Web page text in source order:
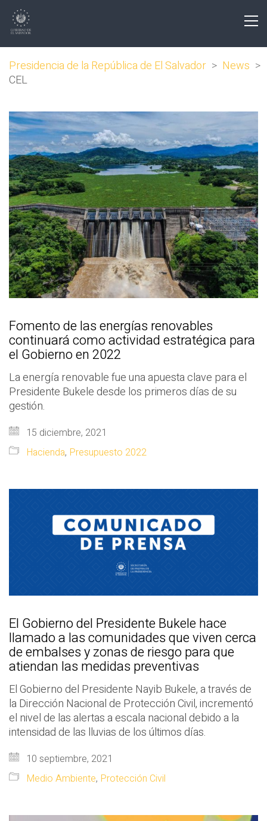
Presidencia de la República de El Salvador > News >
CEL
Fomento de las energías renovables
continuará como actividad estratégica para
el Gobierno en 2022
La energía renovable fue una apuesta clave para el
Presidente Bukele desde los primeros días de su
gestión.
15 diciembre, 2021
Hacienda, Presupuesto 2022
El Gobierno del Presidente Bukele hace
llamado a las comunidades que viven cerca
de embalses y zonas de riesgo para que
atiendan las medidas preventivas
El Gobierno del Presidente Nayib Bukele, a través de
la Dirección Nacional de Protección Civil, incrementó
el nivel de las alertas a escala nacional debido a la
intensidad de las lluvias de los últimos días.
10 septiembre, 2021
Medio Ambiente, Protección Civil